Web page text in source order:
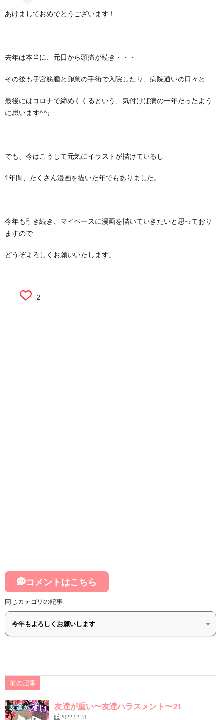
あけましておめでとうございます！
去年は本当に、元日から頭痛が続き・・・
その後も子宮筋腫と卵巣の手術で入院したり、病院通いの日々と
最後にはコロナで締めくくるという、気付けば病の一年だったよう
に思います^^;
でも、今はこうして元気にイラストが描けているし
1年間、たくさん漫画を描いた年でもありました。
今年も引き続き、マイペースに漫画を描いていきたいと思っており
ますので
どうぞよろしくお願いいたします。
2
コメントはこちら
同じカテゴリの記事
前の記事
友達が重い〜友達ハラスメント〜21
2022.12.31